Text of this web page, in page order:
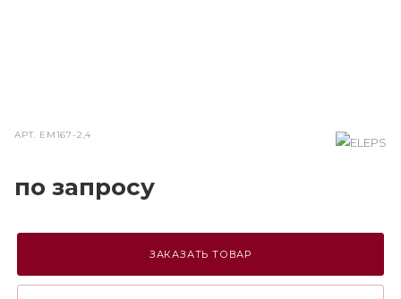
АРТ. ЕМ167-2,4
по запросу
ЗАКАЗАТЬ ТОВАР